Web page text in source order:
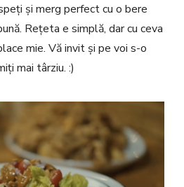
și merg perfect cu o bere
Rețeta e simplă, dar cu ceva
mie. Vă invit și pe voi s-o
mai târziu. :)